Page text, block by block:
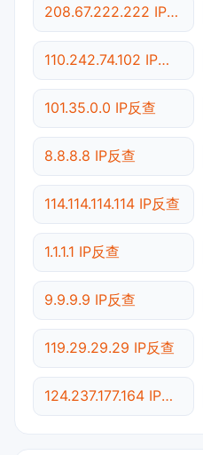
208.67.222.222 IP反查
110.242.74.102 IP反查
101.35.0.0 IP反查
8.8.8.8 IP反查
114.114.114.114 IP反查
1.1.1.1 IP反查
9.9.9.9 IP反查
119.29.29.29 IP反查
124.237.177.164 IP反查